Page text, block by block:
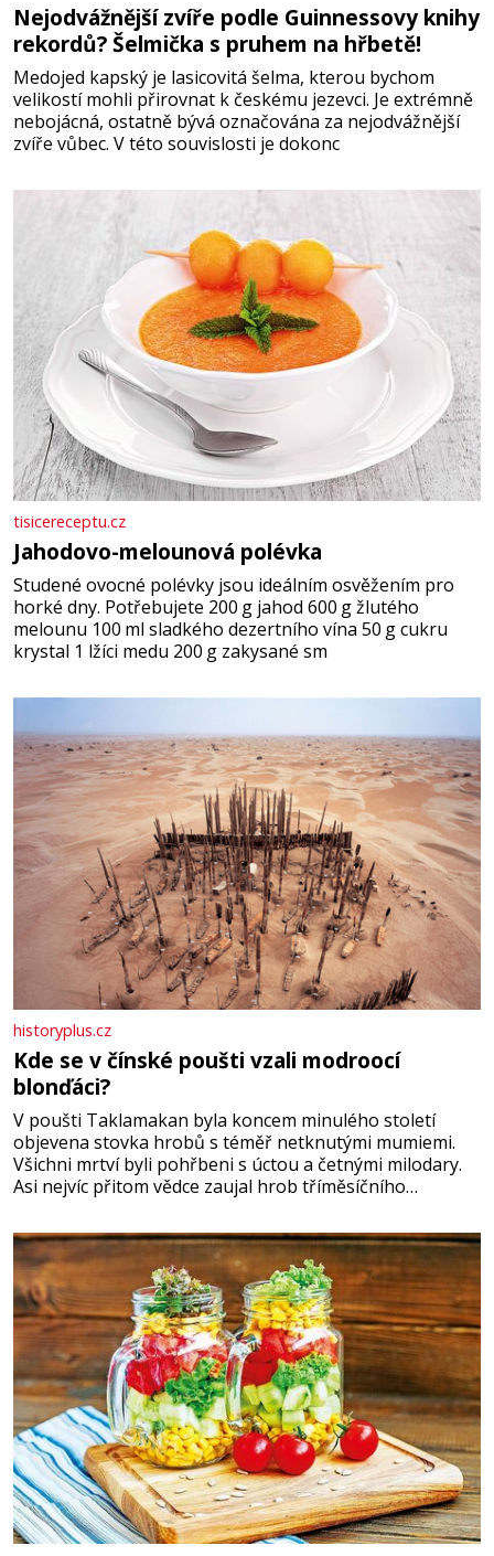
Nejodvážnější zvíře podle Guinnessovy knihy
rekordů? Šelmička s pruhem na hřbetě!
Medojed kapský je lasicovitá šelma, kterou bychom
velikostí mohli přirovnat k českému jezevci. Je extrémně
nebojácná, ostatně bývá označována za nejodvážnější
zvíře vůbec. V této souvislosti je dokonc
tisicereceptu.cz
Jahodovo-melounová polévka
Studené ovocné polévky jsou ideálním osvěžením pro
horké dny. Potřebujete 200 g jahod 600 g žlutého
melounu 100 ml sladkého dezertního vína 50 g cukru
krystal 1 lžíci medu 200 g zakysané sm
historyplus.cz
Kde se v čínské poušti vzali modroocí
blonďáci?
V poušti Taklamakan byla koncem minulého století
objevena stovka hrobů s téměř netknutými mumiemi.
Všichni mrtví byli pohřbeni s úctou a četnými milodary.
Asi nejvíc přitom vědce zaujal hrob tříměsíčního
blonďaté vlásky. Fakt, že jsou těla dávných lidí nesmírně
dobře zachovalá, přičítají odborníci zdejším klimatickým
podmínkám. Sucho, prosolené písky a extrémně